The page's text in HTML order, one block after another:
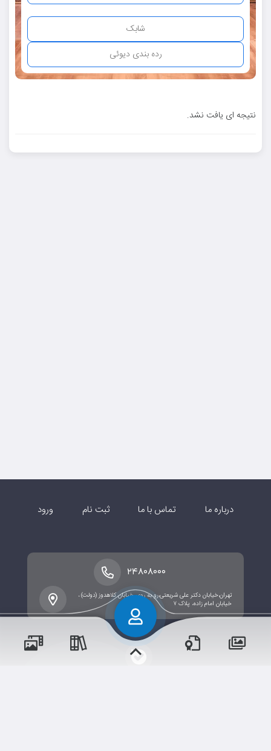
نتیجه ای یافت نشد.
درباره ما تماس با ما ثبت نام ورود
تهران،خیابان دکتر علی شریعتی،رو به روی خیابان کلاهدوز (دولت) ،
خیابان امام زاده، پلاک ۷
۲۴۸۰۸۰۰۰